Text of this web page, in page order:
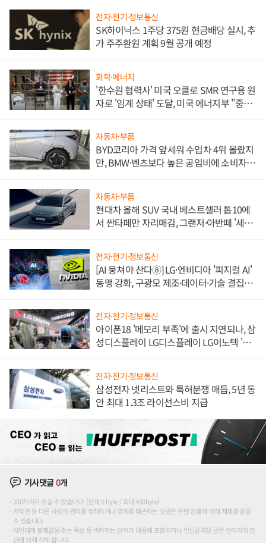
전자·전기·정보통신
SK하이닉스 1주당 375원 현금배당 실시, 추
가 주주환원 계획 9월 공개 예정
화학·에너지
'한수원 협력사' 미국 오클로 SMR 연구용 원
자로 '임계 상태' 도달, 미국 에너지부 "중요
자동차·부품
BYD코리아 가격 앞세워 수입차 4위 올랐지
만, BMW·벤츠보다 높은 공임비에 소비자
자동차·부품
현대차 올해 SUV 국내 베스트셀러 톱10에
서 싼타페만 자리매김, 그랜저·아반떼 '세단
전자·전기·정보통신
[AI 뭉쳐야 산다⑧] LG·엔비디아 '피지컬 AI'
동맹 강화, 구광모 제조·데이터·기술 결집
전자·전기·정보통신
아이폰18 '메모리 부족'에 출시 지연되나, 삼
성디스플레이 LG디스플레이 LG이노텍 '탈
전자·전기·정보통신
삼성전자 넷리스트와 특허분쟁 매듭, 5년 동
안 최대 1.3조 라이선스비 지급
기사댓글0개
200자까지 쓰실 수 있습니다. (현재 0 byte / 최대 400byte)
저작권 등 다른 사람의 권리를 침해하거나 명예를 훼손하는 댓글은 관련 법률에 의해 제재를 받을
수 있습니다.
타인에게 불쾌감을 주는 욕설 등 비하하는 단어가 내용에 포함되거나 인신공격성 글은 관리자의 판
단에 의해 삭제 합니다.